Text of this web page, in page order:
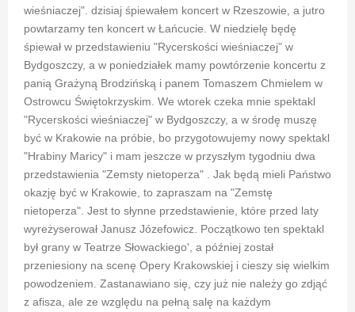
wieśniaczej". dzisiaj śpiewałem koncert w Rzeszowie, a jutro
powtarzamy ten koncert w Łańcucie. W niedzielę będę
śpiewał w przedstawieniu "Rycerskości wieśniaczej" w
Bydgoszczy, a w poniedziałek mamy powtórzenie koncertu z
panią Grażyną Brodzińską i panem Tomaszem Chmielem w
Ostrowcu Świętokrzyskim. We wtorek czeka mnie spektakl
"Rycerskości wieśniaczej" w Bydgoszczy, a w środę muszę
być w Krakowie na próbie, bo przygotowujemy nowy spektakl
"Hrabiny Maricy" i mam jeszcze w przyszłym tygodniu dwa
przedstawienia "Zemsty nietoperza" . Jak będą mieli Państwo
okazję być w Krakowie, to zapraszam na "Zemstę
nietoperza". Jest to słynne przedstawienie, które przed laty
wyreżyserował Janusz Józefowicz. Początkowo ten spektakl
był grany w Teatrze Słowackiego', a później został
przeniesiony na scenę Opery Krakowskiej i cieszy się wielkim
powodzeniem. Zastanawiano się, czy już nie należy go zdjąć
z afisza, ale ze względu na pełną salę na każdym